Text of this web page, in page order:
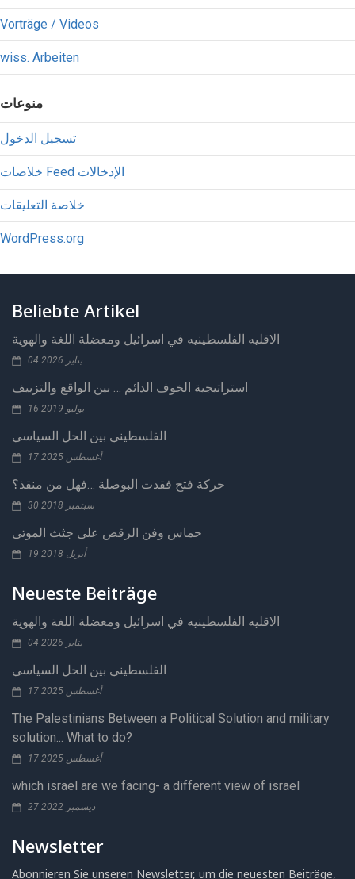
Vorträge / Videos
wiss. Arbeiten
منوعات
تسجيل الدخول
خلاصات Feed الإدخالات
خلاصة التعليقات
WordPress.org
Beliebte Artikel
الاقليه الفلسطينيه في اسرائيل ومعضلة اللغة والهوية
04 يناير 2026
استراتيجية الخوف الدائم … بين الواقع والتزييف
16 يوليو 2019
الفلسطيني بين الحل السياسي
17 أغسطس 2025
حركة فتح فقدت البوصلة …فهل من منقذ؟
30 سبتمبر 2018
حماس وفن الرقص على جثث الموتى
19 أبريل 2018
Neueste Beiträge
الاقليه الفلسطينيه في اسرائيل ومعضلة اللغة والهوية
04 يناير 2026
الفلسطيني بين الحل السياسي
17 أغسطس 2025
The Palestinians Between a Political Solution and military
solution... What to do?
17 أغسطس 2025
which israel are we facing- a different view of israel
27 ديسمبر 2022
Newsletter
Abonnieren Sie unseren Newsletter, um die neuesten Beiträge,